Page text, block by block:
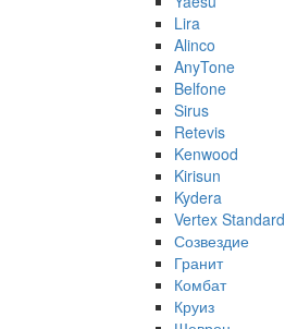
Lira
Alinco
AnyTone
Belfone
Sirus
Retevis
Kenwood
Kirisun
Kydera
Vertex Standard
Созвездие
Гранит
Комбат
Круиз